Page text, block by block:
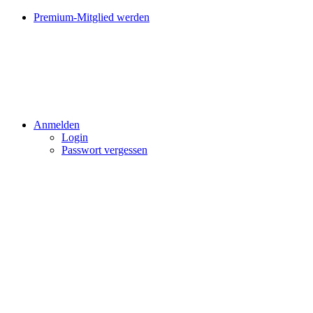
Premium-Mitglied werden
Anmelden
Login
Passwort vergessen